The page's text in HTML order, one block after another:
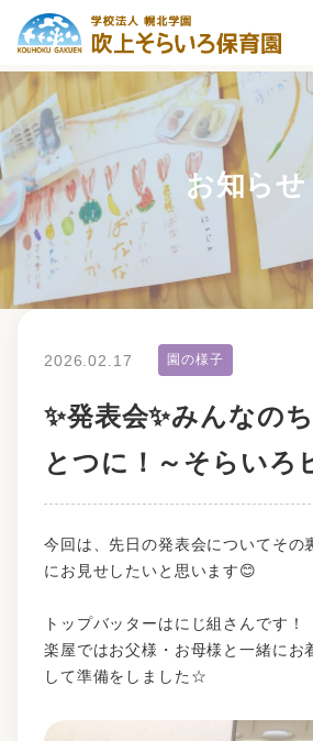
お知らせ
✨発表会✨みんなの
とつに！～そらいろ
2026.02.17 園の様子
今回は、先日の発表会についてその
にお見せしたいと思います😊
トップバッターはにじ組さんです！
楽屋ではお父様・お母様と一緒にお
して準備をしました☆